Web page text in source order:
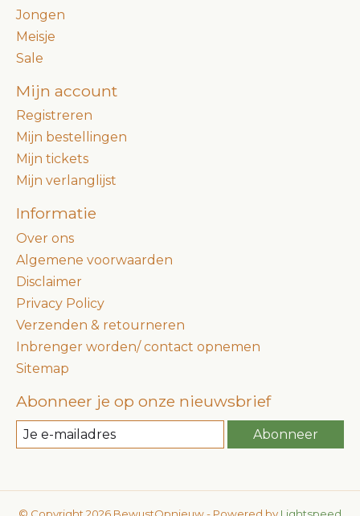
Jongen
Meisje
Sale
Mijn account
Registreren
Mijn bestellingen
Mijn tickets
Mijn verlanglijst
Informatie
Over ons
Algemene voorwaarden
Disclaimer
Privacy Policy
Verzenden & retourneren
Inbrenger worden/ contact opnemen
Sitemap
Abonneer je op onze nieuwsbrief
Abonneer
© Copyright 2026 BewustOpnieuw - Powered by Lightspeed